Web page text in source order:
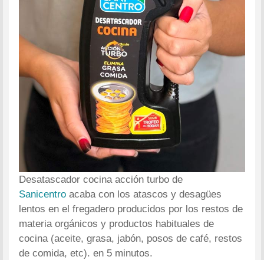
Desatascador cocina acción turbo de
Sanicentroacaba con los atascos y desagües
lentos en el fregadero producidos por los restos de
materia orgánicos y productos habituales de
cocina (aceite, grasa, jabón, posos de café, restos
de comida, etc). en 5 minutos.